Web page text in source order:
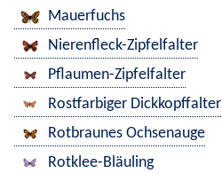
Mauerfuchs
Nierenfleck-Zipfelfalter
Pflaumen-Zipfelfalter
Rostfarbiger Dickkopffalter
Rotbraunes Ochsenauge
Rotklee-Bläuling